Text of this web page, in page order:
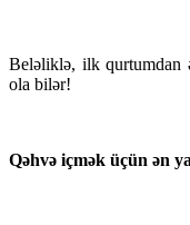
Beləliklə, ilk qurtumdan
ola bilər!
Qəhvə içmək üçün ən